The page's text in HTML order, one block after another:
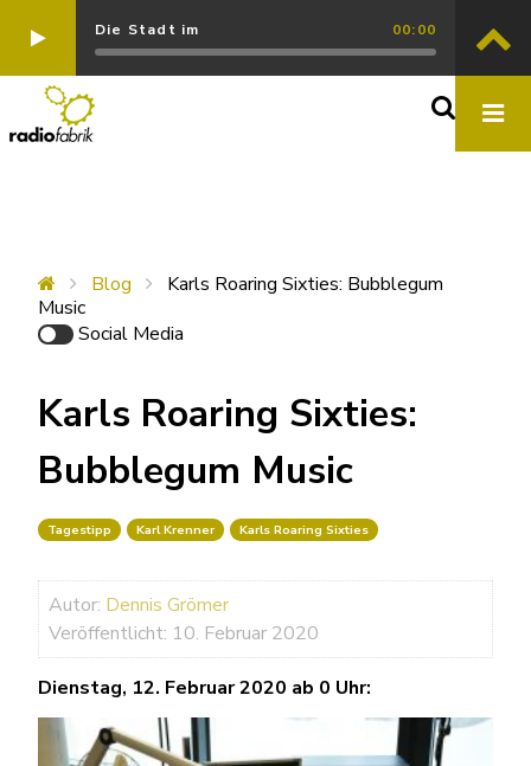
Die Stadt im 00:00
Blog
Karls Roaring Sixties: Bubblegum
Music
Social Media
Karls Roaring Sixties:
Bubblegum Music
Tagestipp Karl Krenner Karls Roaring Sixties
Autor: Dennis Grömer
Veröffentlicht: 10. Februar 2020
Dienstag, 12. Februar 2020 ab 0 Uhr: